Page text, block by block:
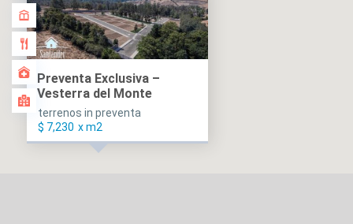
Preventa Exclusiva –
Vesterra del Monte
terrenos in preventa
$ 7,230 x m2